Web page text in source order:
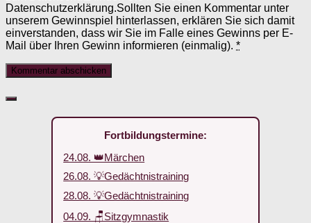
Datenschutzerklärung.Sollten Sie einen Kommentar unter
unserem Gewinnspiel hinterlassen, erklären Sie sich damit
einverstanden, dass wir Sie im Falle eines Gewinns per E-
Mail über Ihren Gewinn informieren (einmalig). *
Fortbildungstermine:
24.08. 👑Märchen
26.08. 💡Gedächtnistraining
28.08. 💡Gedächtnistraining
04.09. 🪑Sitzgymnastik